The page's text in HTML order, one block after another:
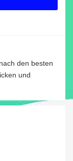
den besten
und